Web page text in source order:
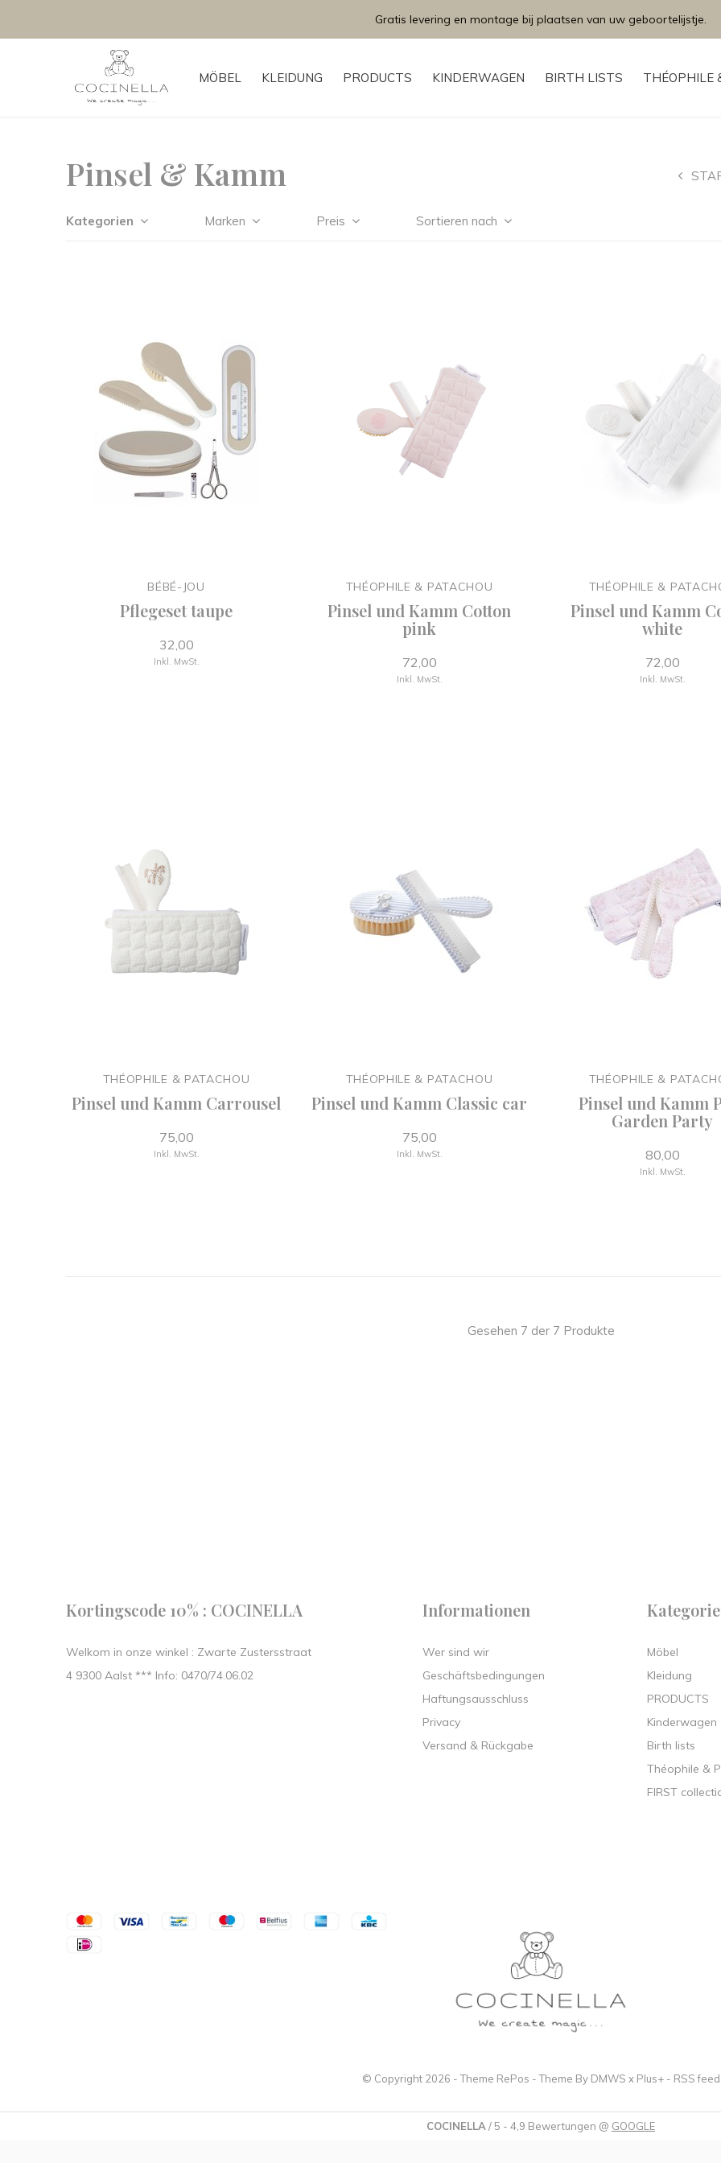
MÖBEL KLEIDUNG PRODUCTS KINDERWAGEN BIRTH LISTS THÉOPHILE
Gratis levering en montage bij plaatsen van uw geboortelijstje.
Pinsel & Kamm
Kategorien Marken Preis Sortieren nach
BÉBÉ-JOU
Pflegeset taupe
32,00
Inkl. MwSt.
THÉOPHILE & PATACHOU
Pinsel und Kamm Cotton
pink
72,00
Inkl. MwSt.
THÉOPHILE &
Pinsel und Kamm
white
72,00
Inkl. MwSt.
THÉOPHILE & PATACHOU
Pinsel und Kamm Carrousel
75,00
Inkl. MwSt.
THÉOPHILE & PATACHOU
Pinsel und Kamm Classic car
75,00
Inkl. MwSt.
THÉOPHILE &
Pinsel und Kamm
Garden Party
80,00
Inkl. MwSt.
Gesehen 7 der 7 Produkte
Kortingscode 10% : COCINELLA
Welkom in onze winkel : Zwarte Zustersstraat
4 9300 Aalst *** Info: 0470/74.06.02
Informationen
Wer sind wir
Geschäftsbedingungen
Haftungsausschluss
Privacy
Versand & Rückgabe
Möbel
Kleidung
PRODUCTS
Kinderwagen
Birth lists
Théophile &
FIRST
© Copyright 2026 - Theme RePos - Theme By DMWS x Plus+- RSS feed
COCINELLA / 5 - 4,9 Bewertungen @ GOOGLE